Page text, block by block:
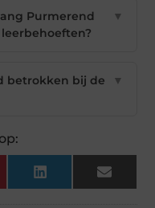
Purmerend
▼
betrokken bij de
▼
LinkedIn Email